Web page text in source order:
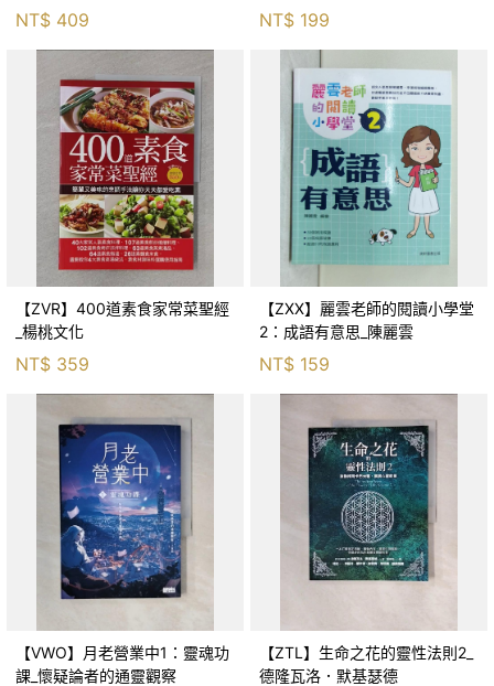
NT$ 409 NT$ 199
【ZVR】400道素食家常菜聖經
_楊桃文化
NT$ 359
【ZXX】麗雲老師的閱讀小學堂
2：成語有意思_陳麗雲
NT$ 159
【VWO】月老營業中1：靈魂功
課_懷疑論者的通靈觀察
【ZTL】生命之花的靈性法則2_
德隆瓦洛．默基瑟德